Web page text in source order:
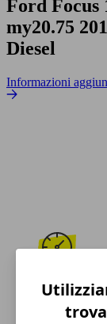
Ford Focus
my20.75
Diesel
Informazioni
183 km/h
Velocità